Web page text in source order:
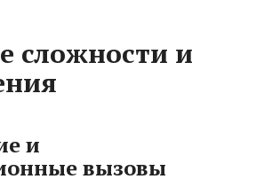
сложности и
и
вызовы